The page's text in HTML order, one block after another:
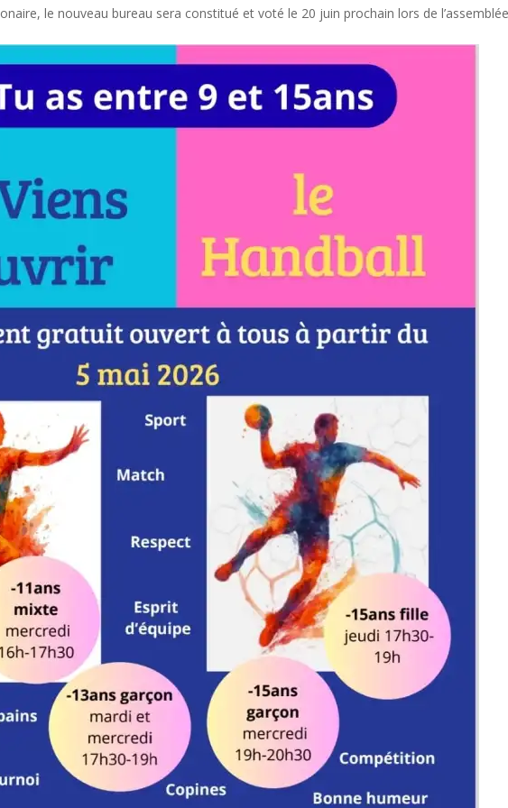
le nouveau bureau sera constitué et voté le 20 juin prochain lors de